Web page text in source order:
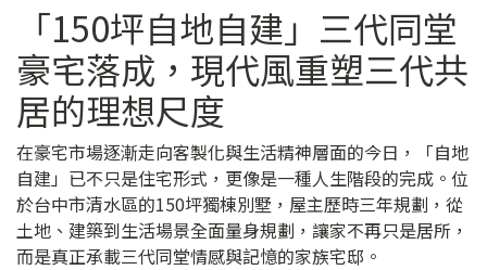
「150坪自地自建」三代同堂
豪宅落成，現代風重塑三代共
居的理想尺度
在豪宅市場逐漸走向客製化與生活精神層面的今日，「自地
自建」已不只是住宅形式，更像是一種人生階段的完成。位
於台中市清水區的150坪獨棟別墅，屋主歷時三年規劃，從
土地、建築到生活場景全面量身規劃，讓家不再只是居所，
而是真正承載三代同堂情感與記憶的家族宅邸。